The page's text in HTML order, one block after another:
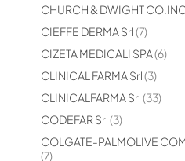
CHURCH & DWIGHT
CIEFFE DERMA Srl 7
elementi
CIZETA MEDICALI SPA 6
CLINICAL FARMA Srl 3
elementi
CLINICALFARMA Srl 33
elementi
CODEFAR Srl 3
elementi
COLGATE-PALMOLIVE
7
elementi